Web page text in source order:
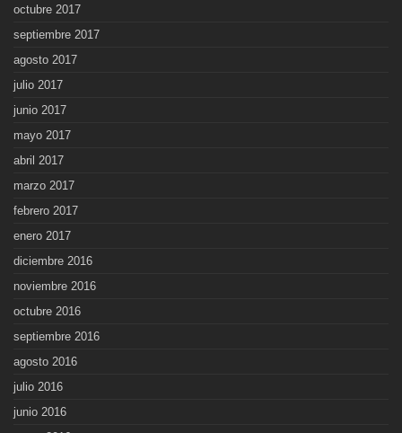
octubre 2017
septiembre 2017
agosto 2017
julio 2017
junio 2017
mayo 2017
abril 2017
marzo 2017
febrero 2017
enero 2017
diciembre 2016
noviembre 2016
octubre 2016
septiembre 2016
agosto 2016
julio 2016
junio 2016